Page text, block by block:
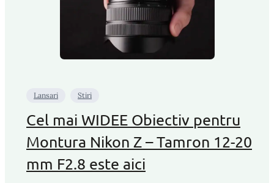
Lansari Stiri
Cel mai WIDEE Obiectiv pentru
Montura Nikon Z – Tamron 12-20
mm F2.8 este aici